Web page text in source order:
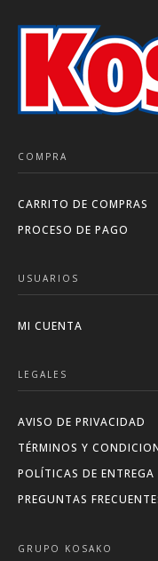
COMPRA
CARRITO DE COMPRAS
PROCESO DE PAGO
USUARIOS
MI CUENTA
LEGALES
AVISO DE PRIVACIDAD
TÉRMINOS Y
POLÍTICAS DE ENTREGA
PREGUNTAS
GRUPO KOSAKO